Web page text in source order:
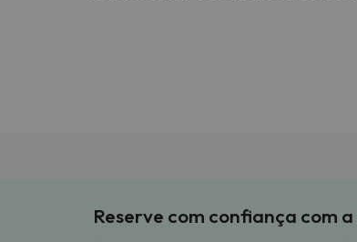
Reserve com confiança com